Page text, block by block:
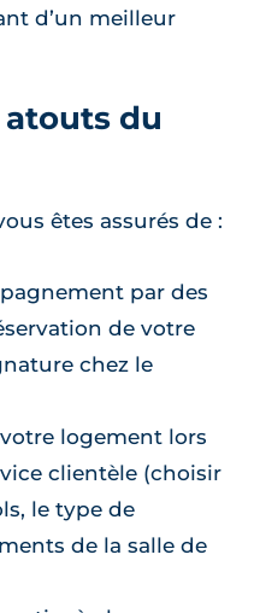
d’un meilleur
atouts du
êtes assurés de :
par des
de votre
chez le
logement lors
clientèle (choisir
le type de
de la salle de